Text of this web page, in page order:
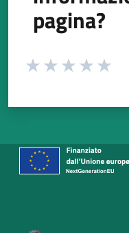
pagina?
Valuta da 1 a 5 stelle